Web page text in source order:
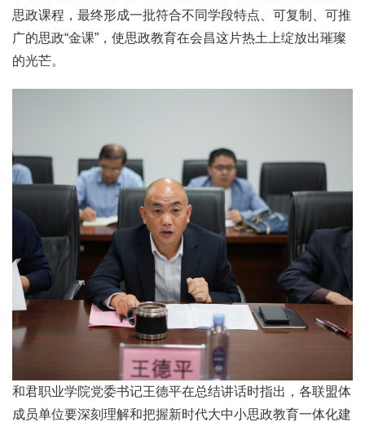
思政课程，最终形成一批符合不同学段特点、可复制、可推
广的思政“金课”，使思政教育在会昌这片热土上绽放出璀璨
的光芒。
和君职业学院党委书记王德平在总结讲话时指出，各联盟体
成员单位要深刻理解和把握新时代大中小思政教育一体化建